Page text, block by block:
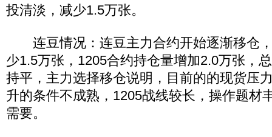
投清淡，减少1.5万张。
连豆情况：连豆主力合约开始逐渐移仓
少1.5万张，1205合约持仓量增加2.0万张，
持平，主力选择移仓说明，目前的的现货压
升的条件不成熟，1205战线较长，操作题材
需要。